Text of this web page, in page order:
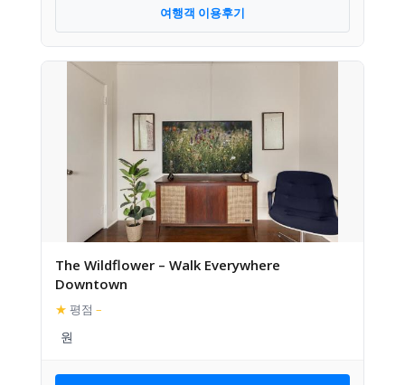
여행객 이용후기
The Wildflower – Walk Everywhere
Downtown
★ 평점 –